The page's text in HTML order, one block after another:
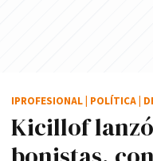
Kicillof
IPROFESIONAL POLÍTICA